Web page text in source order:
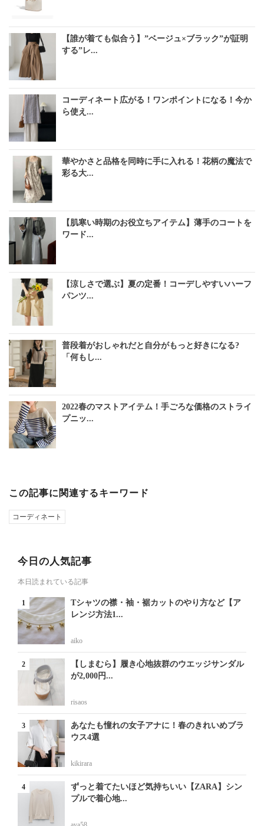
【誰が着ても似合う】”ベージュ×ブラック”が証明
する”レ...
コーディネート広がる！ワンポイントになる！今か
ら使え...
華やかさと品格を同時に手に入れる！花柄の魔法で
彩る大...
【肌寒い時期のお役立ちアイテム】薄手のコートを
ワード...
【涼しさで選ぶ】夏の定番！コーデしやすいハーフ
パンツ...
普段着がおしゃれだと自分がもっと好きになる?
「何もし...
2022春のマストアイテム！手ごろな価格のストライ
プニッ...
この記事に関連するキーワード
コーディネート
今日の人気記事
本日読まれている記事
Tシャツの襟・袖・裾カットのやり方など【ア
レンジ方法1...
aiko
【しまむら】履き心地抜群のウエッジサンダル
が2,000円...
risaos
あなたも憧れの女子アナに！春のきれいめブラ
ウス4選
kikirara
ずっと着てたいほど気持ちいい【ZARA】シン
プルで着心地...